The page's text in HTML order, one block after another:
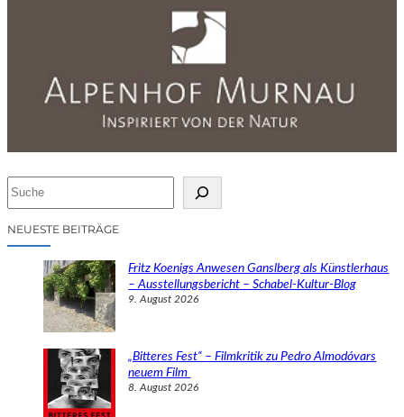
NEUESTE BEITRÄGE
Fritz Koenigs Anwesen Ganslberg als Künstlerhaus
– Ausstellungsbericht – Schabel-Kultur-Blog
9. August 2026
„Bitteres Fest“ – Filmkritik zu Pedro Almodóvars
neuem Film
8. August 2026